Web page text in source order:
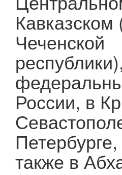
Кавказском
Чеченской
России, в
также в